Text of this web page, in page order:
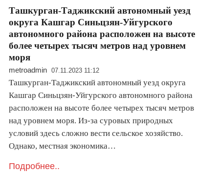
Ташкурган-Таджикский автономный уезд
округа Кашгар Синьцзян-Уйгурского
автономного района расположен на высоте
более четырех тысяч метров над уровнем
моря
metroadmin 07.11.2023 11:12
Ташкурган-Таджикский автономный уезд округа
Кашгар Синьцзян-Уйгурского автономного района
расположен на высоте более четырех тысяч метров
над уровнем моря. Из-за суровых природных
условий здесь сложно вести сельское хозяйство.
Однако, местная экономика…
Подробнее..